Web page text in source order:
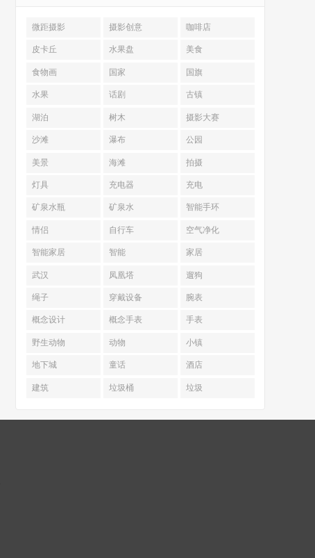
微距摄影 摄影创意 咖啡店
皮卡丘 水果盘 美食
食物画 国家 国旗
水果 话剧 古镇
湖泊 树木 摄影大赛
沙滩 瀑布 公园
美景 海滩 拍摄
灯具 充电器 充电
矿泉水瓶 矿泉水 智能手环
情侣 自行车 空气净化
智能家居 智能 家居
武汉 凤凰塔 遛狗
绳子 穿戴设备 腕表
概念设计 概念手表 手表
野生动物 动物 小镇
地下城 童话 酒店
建筑 垃圾桶 垃圾